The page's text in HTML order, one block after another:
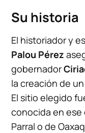
Su historia
El historiador y
Palou Pérez
gobernador
la creación de
El sitio elegido
conocida en ese
Parral o de